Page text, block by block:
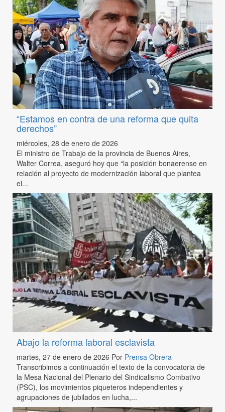
“Estamos en contra de una reforma que quita
derechos”
miércoles, 28 de enero de 2026
El ministro de Trabajo de la provincia de Buenos Aires,
Walter Correa, aseguró hoy que “la posición bonaerense en
relación al proyecto de modernización laboral que plantea
el...
Abajo la reforma laboral esclavista
martes, 27 de enero de 2026 Por Prensa Obrera
Transcribimos a continuación el texto de la convocatoria de
la Mesa Nacional del Plenario del Sindicalismo Combativo
(PSC), los movimientos piqueteros independientes y
agrupaciones de jubilados en lucha,...